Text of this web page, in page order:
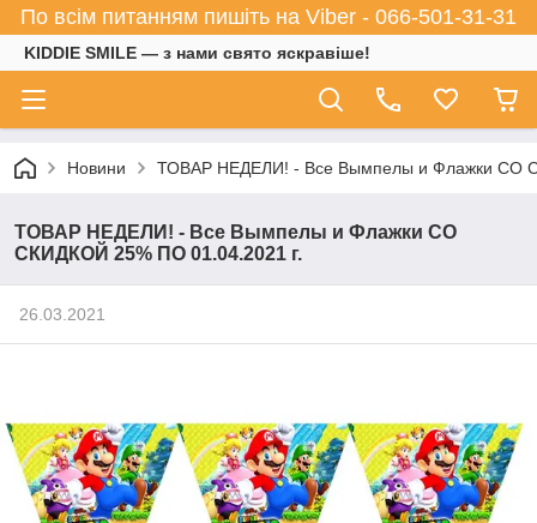
По всім питанням пишіть на Viber - 066-501-31-31
KIDDIE SMILE — з нами свято яскравіше!
Новини ТОВАР НЕДЕЛИ! - Все Вымпелы и Флажки СО
ТОВАР НЕДЕЛИ! - Все Вымпелы и Флажки СО
СКИДКОЙ 25% ПО 01.04.2021 г.
26.03.2021